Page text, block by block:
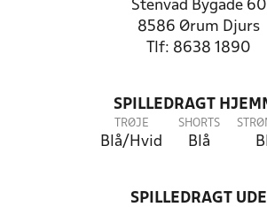
Stenvad Bygade 60
8586 Ørum Djurs
Tlf: 8638 1890
SPILLEDRAGT
TRØJE
Blå/Hvid
SHORTS
Blå
SPILLEDRAGT UDE